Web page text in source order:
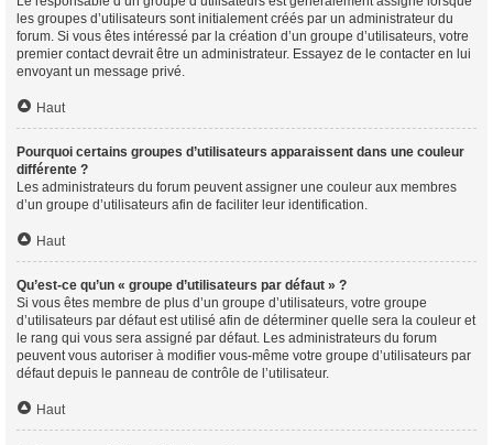
les groupes d’utilisateurs sont initialement créés par un administrateur du
forum. Si vous êtes intéressé par la création d’un groupe d’utilisateurs, votre
premier contact devrait être un administrateur. Essayez de le contacter en lui
envoyant un message privé.
Haut
Pourquoi certains groupes d’utilisateurs apparaissent dans une couleur
différente ?
Les administrateurs du forum peuvent assigner une couleur aux membres
d’un groupe d’utilisateurs afin de faciliter leur identification.
Haut
Qu’est-ce qu’un « groupe d’utilisateurs par défaut » ?
Si vous êtes membre de plus d’un groupe d’utilisateurs, votre groupe
d’utilisateurs par défaut est utilisé afin de déterminer quelle sera la couleur et
le rang qui vous sera assigné par défaut. Les administrateurs du forum
peuvent vous autoriser à modifier vous-même votre groupe d’utilisateurs par
défaut depuis le panneau de contrôle de l’utilisateur.
Haut